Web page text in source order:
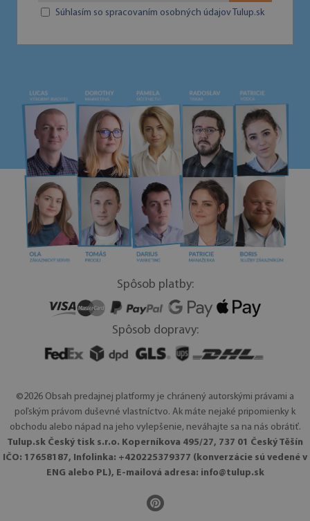
Súhlasím so spracovaním osobných údajov Tulup.sk
Spôsob platby:
Spôsob dopravy:
©2026 Obsah predajnej platformy je chránený autorskými právami a
poľským právom duševné vlastníctvo. Ak máte nejaké pripomienky k
obchodu alebo nápad na jeho vylepšenie, neváhajte sa na nás obrátiť.
Tulup.sk Český tisk s.r.o. Koperníkova 495/27, 737 01 Český Těšín
IČO: 17658187, Infolinka: +420225379377 (konverzácie sú vedené v
ENG alebo PL), E-mailová adresa: info@tulup.sk